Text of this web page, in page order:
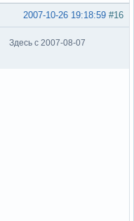
#16
2007-10-26 19:18:59
Здесь с 2007-08-07